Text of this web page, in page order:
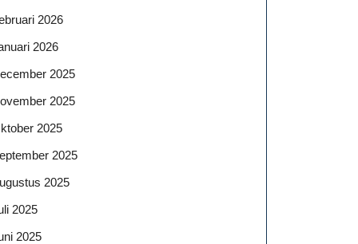
2026
2026
2025
2025
2025
2025
2025
2025
2025